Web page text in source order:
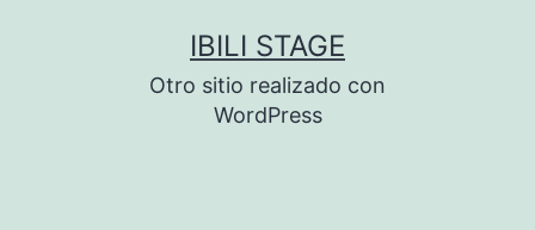
IBILI STAGE
Otro sitio realizado con
WordPress